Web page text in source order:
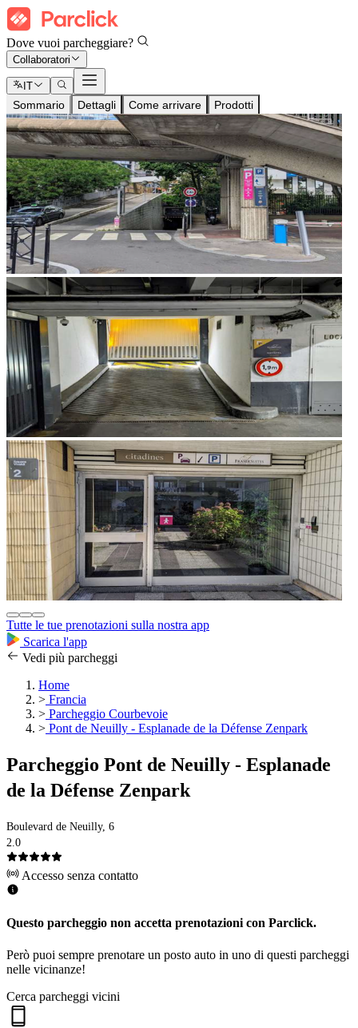
Dove vuoi parcheggiare?
Collaboratori
IT
Sommario Dettagli Come arrivare Prodotti
Tutte le tue prenotazioni sulla nostra app
Scarica l'app
Vedi più parcheggi
Home
> Francia
> Parcheggio Courbevoie
> Pont de Neuilly - Esplanade de la Défense Zenpark
Parcheggio Pont de Neuilly - Esplanade
de la Défense Zenpark
Boulevard de Neuilly, 6
2.0
Accesso senza contatto
Questo parcheggio non accetta prenotazioni con Parclick.
Però puoi sempre prenotare un posto auto in uno di questi parcheggi
nelle vicinanze!
Cerca parcheggi vicini